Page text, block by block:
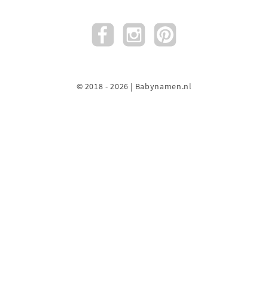
© 2018 - 2026 | Babynamen.nl